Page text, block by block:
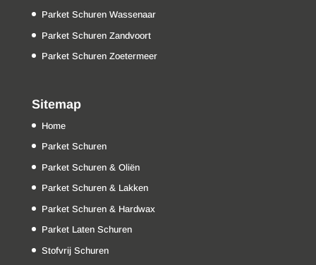
Parket Schuren Wassenaar
Parket Schuren Zandvoort
Parket Schuren Zoetermeer
Sitemap
Home
Parket Schuren
Parket Schuren & Oliën
Parket Schuren & Lakken
Parket Schuren & Hardwax
Parket Laten Schuren
Stofvrij Schuren